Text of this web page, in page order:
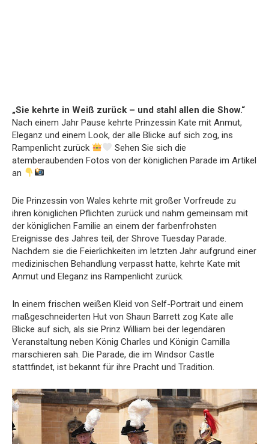
„Sie kehrte in Weiß zurück – und stahl allen die Show.“
Nach einem Jahr Pause kehrte Prinzessin Kate mit Anmut,
Eleganz und einem Look, der alle Blicke auf sich zog, ins
Rampenlicht zurück
Sehen Sie sich die
atemberaubenden Fotos von der königlichen Parade im Artikel
an
Die Prinzessin von Wales kehrte mit großer Vorfreude zu
ihren königlichen Pflichten zurück und nahm gemeinsam mit
der königlichen Familie an einem der farbenfrohsten
Ereignisse des Jahres teil, der Shrove Tuesday Parade.
Nachdem sie die Feierlichkeiten im letzten Jahr aufgrund einer
medizinischen Behandlung verpasst hatte, kehrte Kate mit
Anmut und Eleganz ins Rampenlicht zurück.
In einem frischen weißen Kleid von Self-Portrait und einem
maßgeschneiderten Hut von Shaun Barrett zog Kate alle
Blicke auf sich, als sie Prinz William bei der legendären
Veranstaltung neben König Charles und Königin Camilla
marschieren sah. Die Parade, die im Windsor Castle
stattfindet, ist bekannt für ihre Pracht und Tradition.